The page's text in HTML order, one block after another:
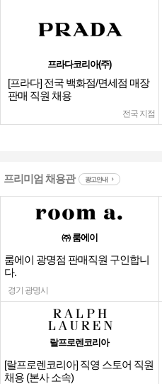
프라다코리아(주)
[프라다] 전국 백화점/면세점 매장
판매 직원 채용
전국 지점
프리미엄 채용관 광고안내
㈜ 룸에이
룸에이 광명점 판매직원 구인합니
다.
경기 광명시
랄프로렌코리아
[랄프로렌코리아] 직영 스토어 직원
채용 (본사 소속)